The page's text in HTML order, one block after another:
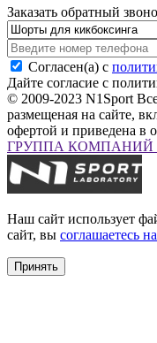
Заказать обратный
Согласен(а) с
Дайте согласие с
© 2009-2023 N1Sport
размещеная на сайте,
офертой и приведена в
ГРУППА КОМПАНИЙ
Наш сайт использует
сайт, вы соглашаетесь
Принять